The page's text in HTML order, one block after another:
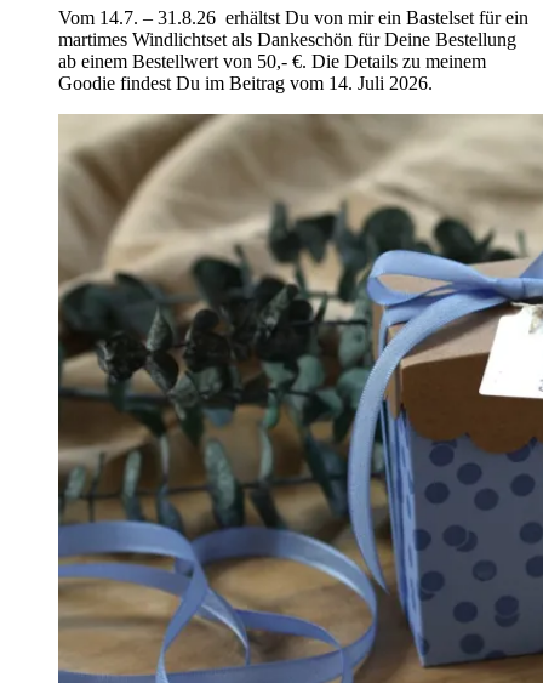
Vom 14.7. – 31.8.26 erhältst Du von mir ein Bastelset für ein
martimes Windlichtset als Dankeschön für Deine Bestellung
ab einem Bestellwert von 50,- €. Die Details zu meinem
Goodie findest Du im Beitrag vom 14. Juli 2026.